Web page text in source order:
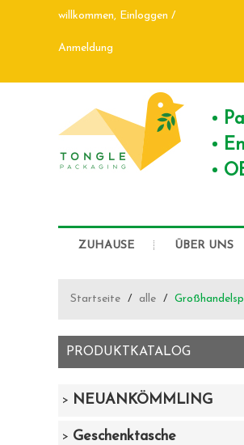
willkommen, Einloggen /
Anmeldung
ZUHAUSE ÜBER UNS
Startseite / alle /
PRODUKTKATALOG
NEUANKÖMMLING
Geschenktasche